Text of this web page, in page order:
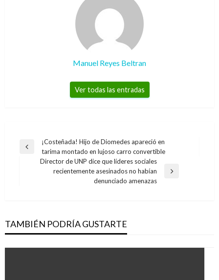
Manuel Reyes Beltran
Ver todas las entradas
Navegación
entradas
Entrada
anterior
¡Costeñada! Hijo de Diomedes apareció en
tarima montado en lujoso carro convertible
Director de UNP dice que líderes sociales
recientemente asesinados no habían
denunciado amenazas
TAMBIÉN PODRÍA GUSTARTE